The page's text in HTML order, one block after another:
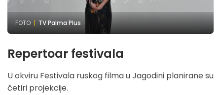
FOTO TV Palma Plus
Repertoar festivala
U okviru Festivala ruskog filma u Jagodini planirane su
četiri projekcije.